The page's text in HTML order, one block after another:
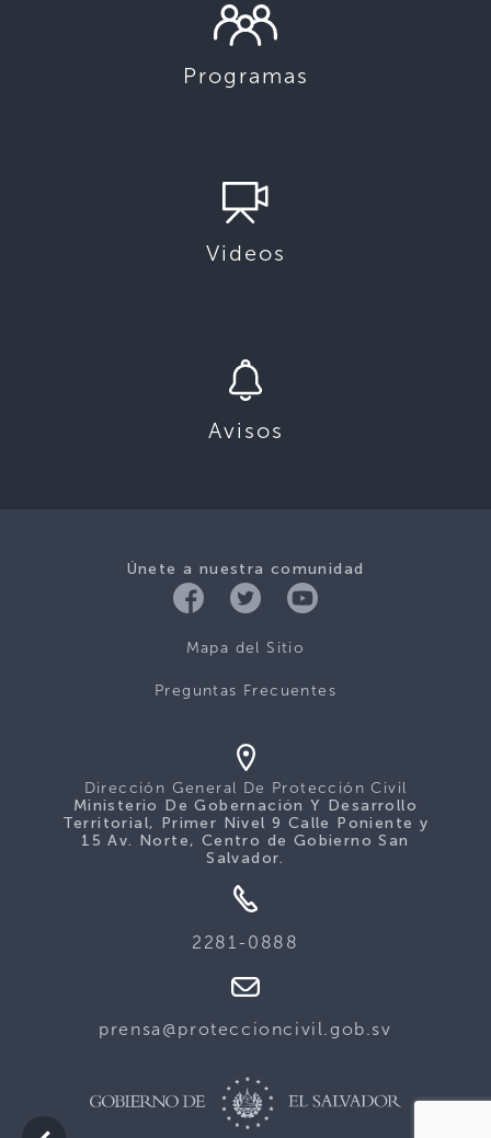
Programas
Videos
Avisos
Únete a nuestra comunidad
Mapa del Sitio
Preguntas Frecuentes
Dirección General De Protección Civil
Ministerio De Gobernación Y Desarrollo
Territorial, Primer Nivel 9 Calle Poniente y
15 Av. Norte, Centro de Gobierno San
Salvador.
2281-0888
prensa@proteccioncivil.gob.sv